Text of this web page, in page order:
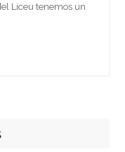
Liceu tenemos un